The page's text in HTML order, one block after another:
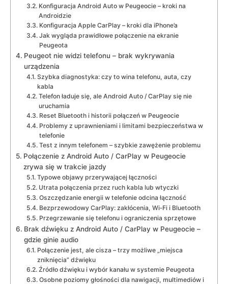
Konfiguracja Android Auto w Peugeocie – kroki na
Androidzie
Konfiguracja Apple CarPlay – kroki dla iPhone’a
Jak wygląda prawidłowe połączenie na ekranie
Peugeota
Peugeot nie widzi telefonu – brak wykrywania
urządzenia
Szybka diagnostyka: czy to wina telefonu, auta, czy
kabla
Telefon ładuje się, ale Android Auto / CarPlay się nie
uruchamia
Reset Bluetooth i historii połączeń w Peugeocie
Problemy z uprawnieniami i limitami bezpieczeństwa w
telefonie
Test z innym telefonem – szybkie zawężenie problemu
Połączenie z Android Auto / CarPlay w Peugeocie
zrywa się w trakcie jazdy
Typowe objawy przerywającej łączności
Utrata połączenia przez ruch kabla lub wtyczki
Oszczędzanie energii w telefonie odcina łączność
Bezprzewodowy CarPlay: zakłócenia, Wi‑Fi i Bluetooth
Przegrzewanie się telefonu i ograniczenia sprzętowe
Brak dźwięku z Android Auto / CarPlay w Peugeocie –
gdzie ginie audio
Połączenie jest, ale cisza – trzy możliwe „miejsca
zniknięcia” dźwięku
Źródło dźwięku i wybór kanału w systemie Peugeota
Osobne poziomy głośności dla nawigacji, multimediów i